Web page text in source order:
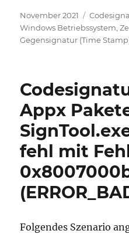
Veröffentlicht
am
November 2021
Windows Betriebssystem ,
Gegensignatur (Time
Appx
fehl mit
Folgendes Szenario